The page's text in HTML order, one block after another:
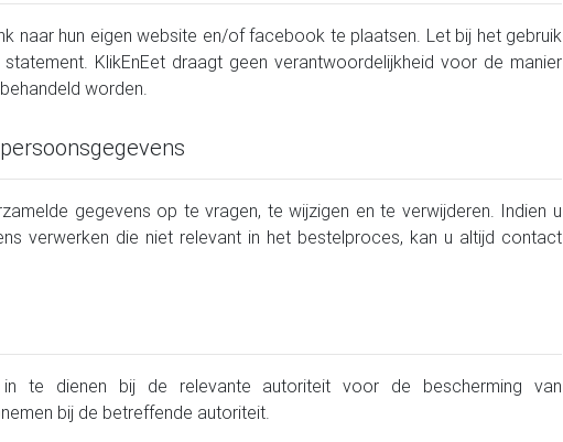
naar hun eigen website en/of facebook te plaatsen. Let bij het gebruik
KlikEnEet draagt geen verantwoordelijkheid voor de manier
worden.
gegevens op te vragen, te wijzigen en te verwijderen. Indien u
verwerken die niet relevant in het bestelproces, kan u altijd contact
te dienen bij de relevante autoriteit voor de bescherming van
bij de betreffende autoriteit.